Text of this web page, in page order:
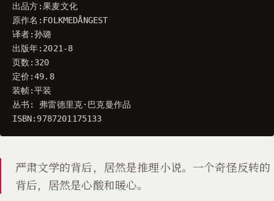
出品方:果麦文化
原作名 : FOLKMEDÅNGEST
译者:孙璐
出版年: 2021 -8
页数 : 320
定价 :49.8
装帧:平装
丛书 : 弗雷德里克· 巴克曼作品
ISBN: 9787201175133
严肃文学的背后，居然是推理小说。一个奇怪反转的
背后，居然是心酸和暖心。